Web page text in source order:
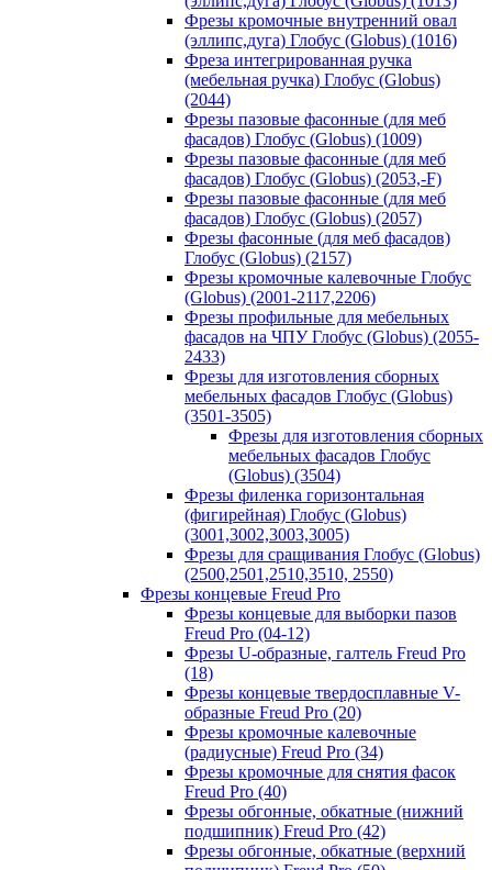
Фрезы кромочные внутренний овал
(эллипс,дуга) Глобус (Globus) (1016)
Фреза интегрированная ручка
(мебельная ручка) Глобус (Globus)
(2044)
Фрезы пазовые фасонные (для меб
фасадов) Глобус (Globus) (1009)
Фрезы пазовые фасонные (для меб
фасадов) Глобус (Globus) (2053,-F)
Фрезы пазовые фасонные (для меб
фасадов) Глобус (Globus) (2057)
Фрезы фасонные (для меб фасадов)
Глобус (Globus) (2157)
Фрезы кромочные калевочные Глобус
(Globus) (2001-2117,2206)
Фрезы профильные для мебельных
фасадов на ЧПУ Глобус (Globus) (2055-
2433)
Фрезы для изготовления сборных
мебельных фасадов Глобус (Globus)
(3501-3505)
Фрезы для изготовления сборных
мебельных фасадов Глобус
(Globus) (3504)
Фрезы филенка горизонтальная
(фигирейная) Глобус (Globus)
(3001,3002,3003,3005)
Фрезы для сращивания Глобус (Globus)
(2500,2501,2510,3510, 2550)
Фрезы концевые Freud Pro
Фрезы концевые для выборки пазов
Freud Pro (04-12)
Фрезы U-образные, галтель Freud Pro
(18)
Фрезы концевые твердосплавные V-
образные Freud Pro (20)
Фрезы кромочные калевочные
(радиусные) Freud Pro (34)
Фрезы кромочные для снятия фасок
Freud Pro (40)
Фрезы обгонные, обкатные (нижний
подшипник) Freud Pro (42)
Фрезы обгонные, обкатные (верхний